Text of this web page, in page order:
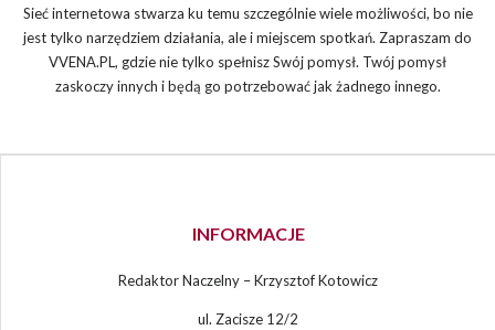
Sieć internetowa stwarza ku temu szczególnie wiele możliwości, bo nie
jest tylko narzędziem działania, ale i miejscem spotkań. Zapraszam do
VVENA.PL, gdzie nie tylko spełnisz Swój pomysł. Twój pomysł
zaskoczy innych i będą go potrzebować jak żadnego innego.
INFORMACJE
Redaktor Naczelny – Krzysztof Kotowicz
ul. Zacisze 12/2